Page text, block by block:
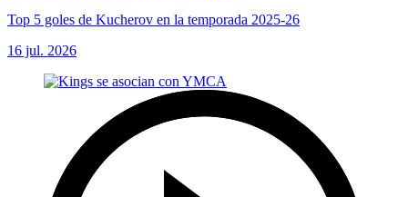
Top 5 goles de Kucherov en la temporada 2025-26
16 jul. 2026